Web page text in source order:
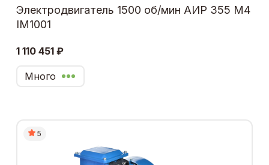
Электродвигатель 1500 об/мин АИР 355 М4
IM1001
1 110 451 ₽
Много
5